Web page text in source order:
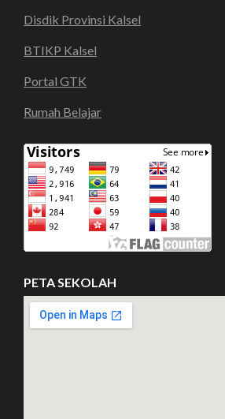
Disdik Provinsi Kalsel
BTIKP Kalsel
Portal GTK
Rumah Belajar
PETA SEKOLAH